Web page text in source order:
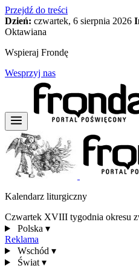
Przejdź do treści
Dzień: czwartek, 6 sierpnia 2026
Oktawiana
Wspieraj Frondę
Wesprzyj nas
Kalendarz liturgiczny
Czwartek XVIII tygodnia okresu
Polska ▾
Reklama
Wschód ▾
Świat ▾